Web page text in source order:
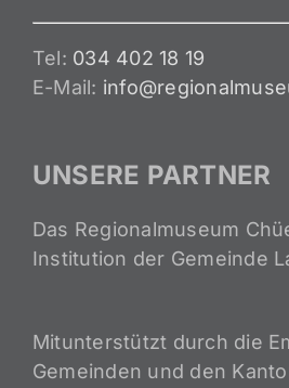
Tel: 034 402 18 19
E-Mail:
UNSERE PARTNER
Das Regionalmuseum
Institution der Gemeinde
Mitunterstützt durch die
Gemeinden und den